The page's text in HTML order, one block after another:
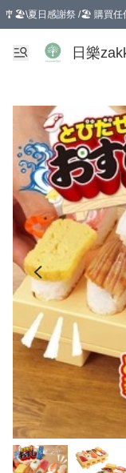
🎐🏖️\夏日感謝祭 /🏖️ 購買任
選擇GoGoX住宅/工商地址
日樂